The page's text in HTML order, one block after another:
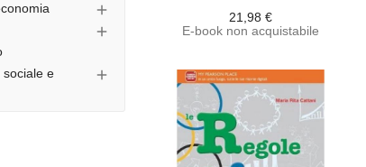


sociale e

21,98 €
E-book non acquistabile